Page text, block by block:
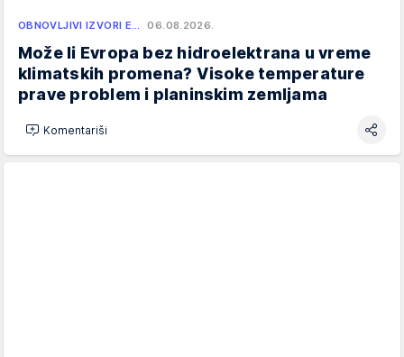
OBNOVLJIVI IZVORI E… 06.08.2026.
Može li Evropa bez hidroelektrana u vreme
klimatskih promena? Visoke temperature
prave problem i planinskim zemljama
Komentariši